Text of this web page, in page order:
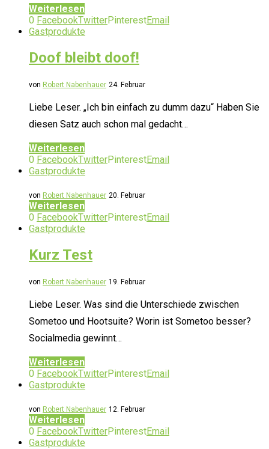
Weiterlesen
0 FacebookTwitterPinterestEmail
Gastprodukte
Doof bleibt doof!
von Robert Nabenhauer 24. Februar
Liebe Leser. „Ich bin einfach zu dumm dazu“ Haben Sie
diesen Satz auch schon mal gedacht…
Weiterlesen
0 FacebookTwitterPinterestEmail
Gastprodukte
von Robert Nabenhauer 20. Februar
Weiterlesen
0 FacebookTwitterPinterestEmail
Gastprodukte
Kurz Test
von Robert Nabenhauer 19. Februar
Liebe Leser. Was sind die Unterschiede zwischen
Sometoo und Hootsuite? Worin ist Sometoo besser?
Socialmedia gewinnt…
Weiterlesen
0 FacebookTwitterPinterestEmail
Gastprodukte
von Robert Nabenhauer 12. Februar
Weiterlesen
0 FacebookTwitterPinterestEmail
Gastprodukte